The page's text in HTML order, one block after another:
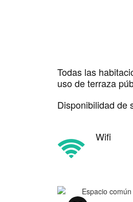
Todas las
uso de terraza
Disponibilidad de
Wifi